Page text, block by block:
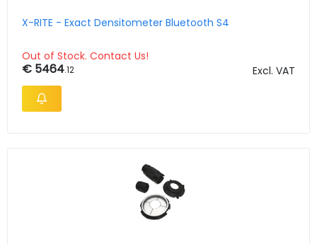
X-RITE - Exact Densitometer Bluetooth S4
Out of Stock. Contact Us!
€ 5464.12 Excl. VAT